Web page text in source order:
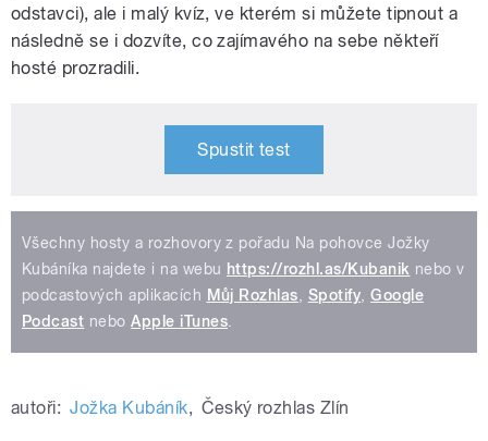
odstavci), ale i malý kvíz, ve kterém si můžete tipnout a
následně se i dozvíte, co zajímavého na sebe někteří
hosté prozradili.
Spustit test
Všechny hosty a rozhovory z pořadu Na pohovce Jožky
Kubáníka najdete i na webu https://rozhl.as/Kubanik nebo v
podcastových aplikacích Můj Rozhlas, Spotify,Google
Podcast neboApple iTunes.
autoři: Jožka Kubáník, Český rozhlas Zlín